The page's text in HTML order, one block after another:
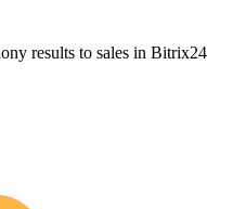
results to sales in Bitrix24